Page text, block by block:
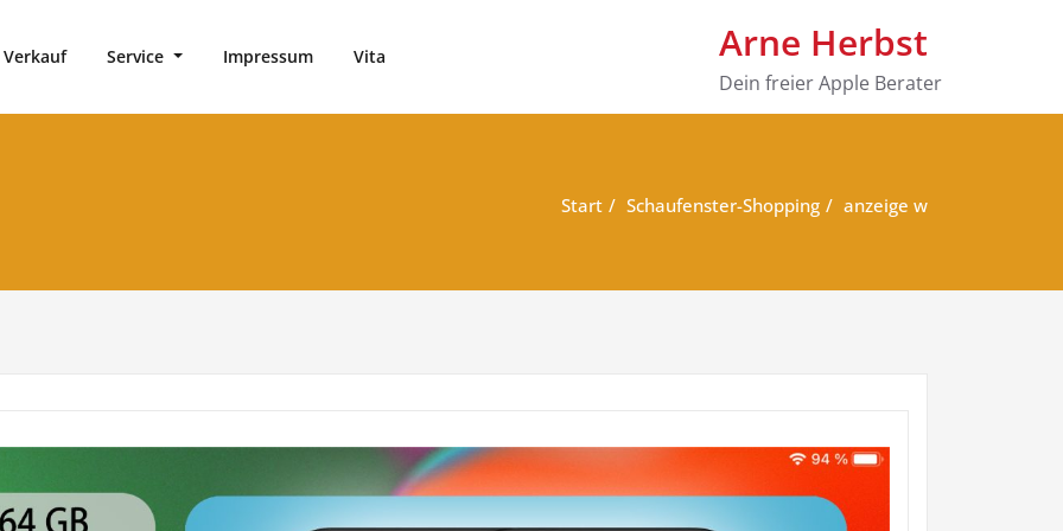
Arne Herbst
Dein freier Apple Berater
Service Impressum Vita
Start Schaufenster-Shopping anzeige w